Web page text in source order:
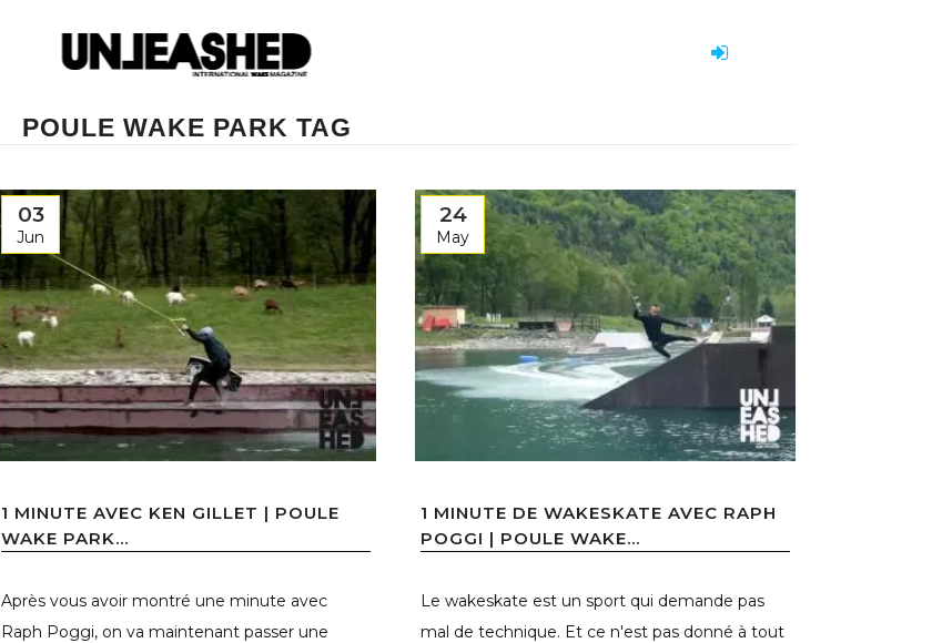
POULE WAKE PARK TAG
03
Jun
1 MINUTE AVEC KEN GILLET | POULE
WAKE PARK...
Après vous avoir montré une minute avec
Raph Poggi, on va maintenant passer une
24
May
1 MINUTE DE WAKESKATE AVEC RAPH
POGGI | POULE WAKE...
Le wakeskate est un sport qui demande pas
mal de technique. Et ce n'est pas donné à tout